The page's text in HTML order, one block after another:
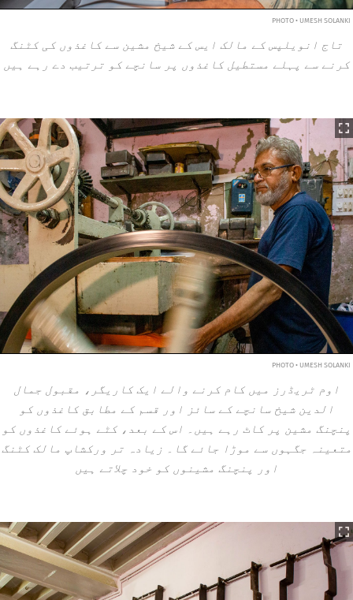
PHOTO • UMESH SOLANKI
تاج انویلپس کے مالک ایس کے شیخ مشین سے کاغذوں کی کٹنگ
کرنے سے پہلے مستطیل کاغذوں پر سانچے کو ترتیب دے رہے ہیں
PHOTO • UMESH SOLANKI
اوم ٹریڈرز میں کام کرنے والے ایک کاریگر، مقبول جمال
الدین شیخ سانچے کے سائز اور قسم کے مطابق کاغذوں کو
پنچنگ مشین پر کاٹ رہے ہیں۔ اس کے بعد، کٹے ہوئے کاغذوں کو
متعینہ جگہوں سے موڑا جائے گا۔ زیادہ تر ورکشاپ مالک کٹنگ
اور پنچنگ مشینوں کو خود چلاتے ہیں